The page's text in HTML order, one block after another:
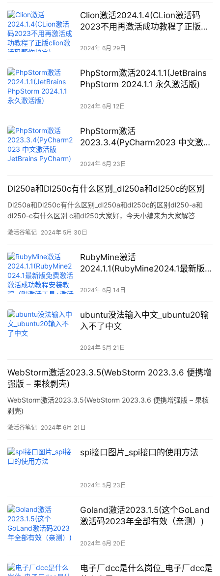
类带权
Clion激活2024.1.4(CLion激活码
2023不用再激活成功教程了正版
2024年 6月 29日
PhpStorm激活2024.1.1(JetBrains
PhpStorm 2024.1.1 永久激活版)
2024年 6月 12日
PhpStorm激活
2023.3.4(PyCharm2023 中文激活
2024年 6月 23日
Dl250a和Dl250c有什么区别_dl250a和dl250c的区别
Dl250a和Dl250c有什么区别_dl250a和dl250c的区别dl250-a和
dl250-c有什么区别 c和dl250大家好，今天小编来为大家解答
道，现在让我们一起来看看吧！dl250-a
激活谷笔记 2024年 5月 30日
RubyMine激活
2024.1.1(RubyMine2024.1最新版
（附激活工具+激活码）-永久持续
2024年 6月 14日
ubuntu没法输入中文_ubuntu20输
入不了中文
2024年 5月 21日
WebStorm激活2023.3.5(WebStorm 2023.3.6 便携增
强版 – 果核剥壳)
WebStorm激活2023.3.5(WebStorm 2023.3.6 便携增强版 – 果核
剥壳)
激活谷笔记 2024年 6月 21日
spi接口图片_spi接口的使用方法
2024年 5月 23日
Goland激活2023.1.5(这个GoLand
激活码2023年全部有效（亲测）)
2024年 6月 20日
电子厂dcc是什么岗位_电子厂dcc是